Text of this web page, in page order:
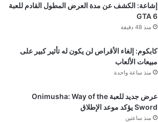
إشاعة: الكشف عن مدة العرض المطول القادم للعبة
GTA 6
منذ 48 دقيقة
كابكوم: إلغاء الأقراص لن يكون له تأثير كبير على
مبيعات الألعاب
منذ ساعة واحدة
عرض جديد للعبة Onimusha: Way of the
Sword يؤكد موعد الإطلاق
منذ ساعتين